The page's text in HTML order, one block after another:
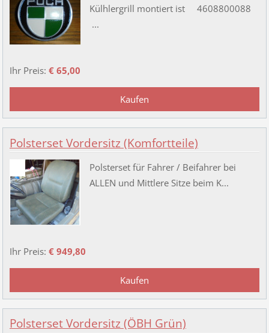
Külhlergrill montiert ist 4608800088
...
Ihr Preis: € 65,00
Polsterset Vordersitz (Komfortteile)
Polsterset für Fahrer / Beifahrer bei
ALLEN und Mittlere Sitze beim K...
Ihr Preis: € 949,80
Polsterset Vordersitz (ÖBH Grün)